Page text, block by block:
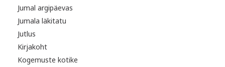
Jumal argipäevas
Jumala läkitatu
Jutlus
Kirjakoht
Kogemuste kotike